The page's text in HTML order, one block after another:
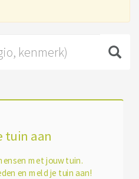
tuin aan
met jouw tuin.
en meld je tuin aan!